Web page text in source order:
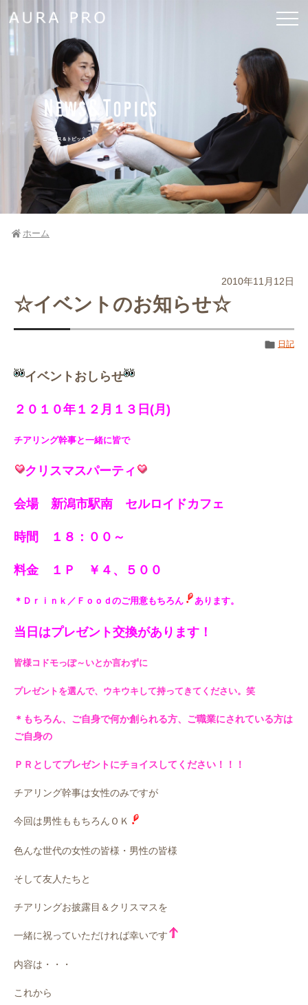
News&Topics
ニュース＆トピックス
ホーム
2010年11月12日
☆イベントのお知らせ☆
日記
イベントおしらせ
２０１０年１２月１３日(月)
チアリング幹事と一緒に皆で
クリスマスパーティ
会場 新潟市駅南 セルロイドカフェ
時間 １８：００～
料金 １Ｐ ￥４、５００
＊Ｄｒｉｎｋ／Ｆｏｏｄのご用意もちろん あります。
当日はプレゼント交換があります！
皆様コドモっぽ～いとか言わずに
プレゼントを選んで、ウキウキして持ってきてください。笑
＊もちろん、ご自身で何か創られる方、ご職業にされている方は
ご自身の
ＰＲとしてプレゼントにチョイスしてください！！！
チアリング幹事は女性のみですが
今回は男性ももちろんＯＫ
色んな世代の女性の皆様・男性の皆様
そして友人たちと
チアリングお披露目＆クリスマスを
一緒に祝っていただければ幸いです
内容は・・・
これから